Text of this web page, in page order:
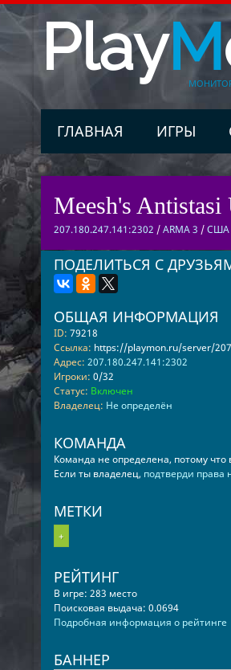
PlayM
ГЛАВНАЯ ИГРЫ
Meesh's
207.180.247.141:2302 /ARMA 3 /США
ПОДЕЛИТЬСЯ С
ОБЩАЯ ИНФОРМАЦИЯ
ID: 79218
Ссылка: https://playmon.ru/server/
Адрес: 207.180.247.141:2302
Игроки: 0/32
Статус: Включен
Владелец: Не определён
КОМАНДА
Команда не определена, потому
Если ты владелец, подтверди права
МЕТКИ
+
РЕЙТИНГ
В игре: 283 место
Поисковая выдача: 0.0694
Подробная информация о рейтинге
БАННЕР